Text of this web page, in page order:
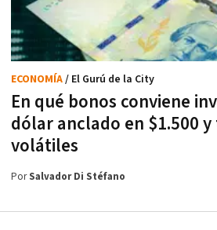
En qué bonos conviene
dólar anclado en $1.500
volátiles
ECONOMÍA/ El Gurú de la City
PorSalvador Di Stéfano